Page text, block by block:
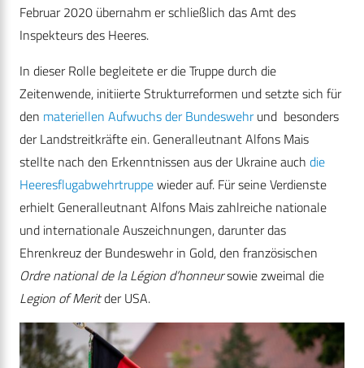
Februar 2020 übernahm er schließlich das Amt des
Inspekteurs des Heeres.
In dieser Rolle begleitete er die Truppe durch die
Zeitenwende, initiierte Strukturreformen und setzte sich für
den materiellen Aufwuchs der Bundeswehrund besonders
der Landstreitkräfte ein. Generalleutnant Alfons Mais
stellte nach den Erkenntnissen aus der Ukraine auch die
Heeresflugabwehrtruppewieder auf. Für seine Verdienste
erhielt Generalleutnant Alfons Mais zahlreiche nationale
und internationale Auszeichnungen, darunter das
Ehrenkreuz der Bundeswehr in Gold, den französischen
Ordre national de la Légion d’honneursowie zweimal die
Legion of Meritder USA.